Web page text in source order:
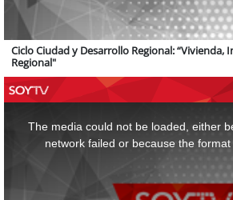
Ciclo Ciudad y Desarrollo Regional: “Vivienda,
Regional"
The media could not be loaded, either
network failed or because the